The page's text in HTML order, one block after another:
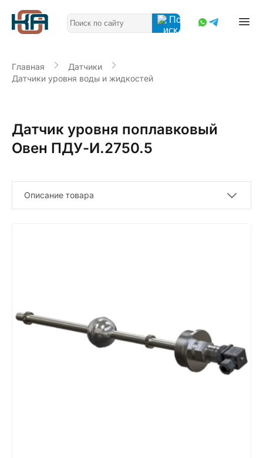
Главная
Датчики
Датчики уровня воды и жидкостей
Датчик уровня поплавковый
Овен ПДУ-И.2750.5
Описание товара